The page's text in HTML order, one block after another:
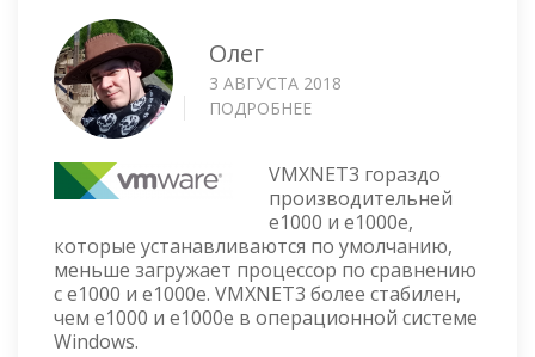
Олег
3 АВГУСТА 2018
ПОДРОБНЕЕ
ДРАЙВЕРЫ
ДЛЯ
СЕТЕВОЙ
КАРТЫ
VMXNET3
VMXNET3 гораздо
производительней
e1000 и e1000e,
которые устанавливаются по умолчанию,
меньше загружает процессор по сравнению
с e1000 и e1000e. VMXNET3 более стабилен,
чем e1000 и e1000e в операционной системе
Windows.